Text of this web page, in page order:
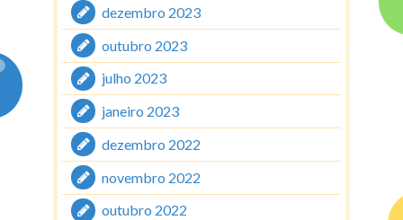
dezembro 2023
outubro 2023
julho 2023
janeiro 2023
dezembro 2022
novembro 2022
outubro 2022